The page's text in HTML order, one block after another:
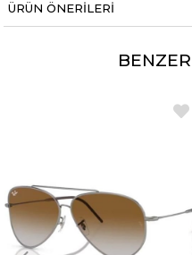
ÜRÜN ÖNERILERI